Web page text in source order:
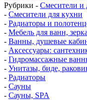
Рубрики - Смесители и
- Смесители для кухни
- Радиаторы и
- Мебель для ванн,
- Ванны, душевые
- Аксессуары:
- Гидромассажные
- Унитазы, биде,
- Радиаторы
- Сауны
- Сауны, SPA